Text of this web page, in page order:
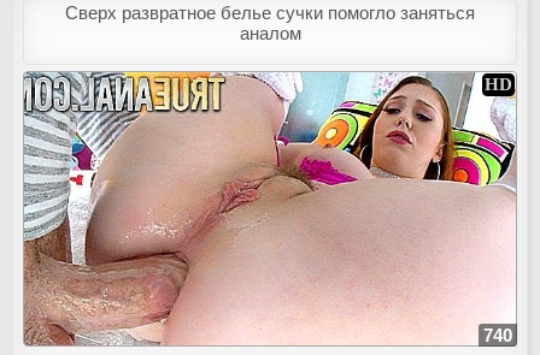
Сверх развратное белье сучки помогло заняться
аналом
740